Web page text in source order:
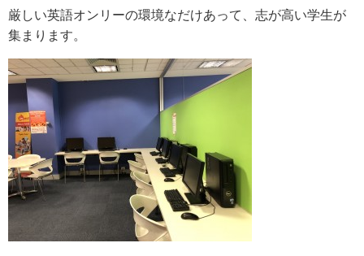
厳しい英語オンリーの環境なだけあって、志が高い学生が
集まります。